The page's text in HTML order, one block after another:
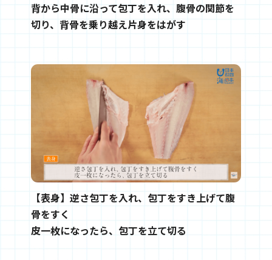
背から中骨に沿って包丁を入れ、腹骨の関節を
切り、背骨を乗り越え片身をはがす
【表身】逆さ包丁を入れ、包丁をすき上げて腹
骨をすく
皮一枚になったら、包丁を立て切る